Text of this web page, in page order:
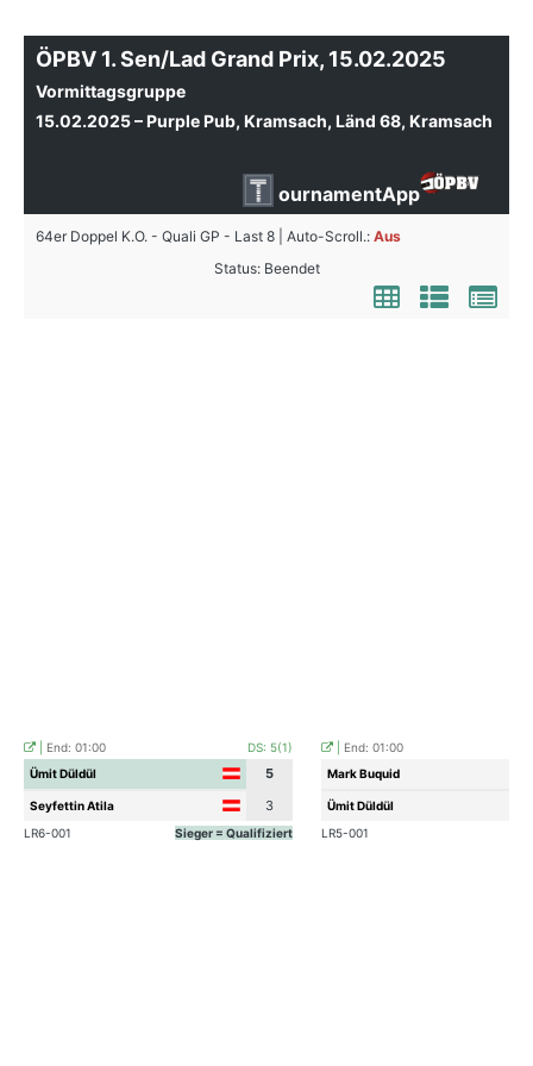
ÖPBV 1. Sen/Lad Grand Prix, 15.02.2025
Vormittagsgruppe
15.02.2025 – Purple Pub, Kramsach, Länd 68, Kramsach
ournamentApp
64er Doppel K.O. - Quali GP - Last 8 | Auto-Scroll.: Aus
Status: Beendet